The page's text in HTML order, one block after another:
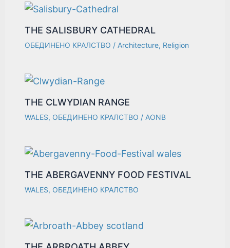
THE SALISBURY CATHEDRAL
ОБЕДИНЕНО КРАЛСТВО / Architecture, Religion
THE CLWYDIAN RANGE
WALES, ОБЕДИНЕНО КРАЛСТВО / AONB
THE ABERGAVENNY FOOD FESTIVAL
WALES, ОБЕДИНЕНО КРАЛСТВО